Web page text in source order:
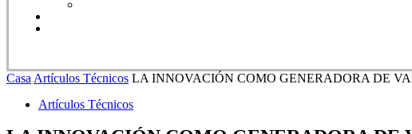
Casa Artículos Técnicos LA INNOVACIÓN COMO GENERADORA DE
Artículos Técnicos